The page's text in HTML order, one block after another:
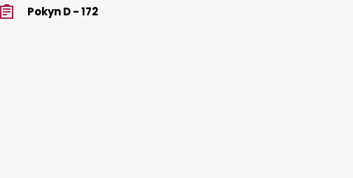
Pokyn D - 172